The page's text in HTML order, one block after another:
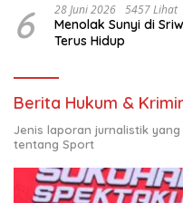
6 28 Juni 2026 5457 Lihat
Menolak Sunyi di
Terus Hidup
Berita Hukum &
Jenis laporan jurnalistik
tentang Sport